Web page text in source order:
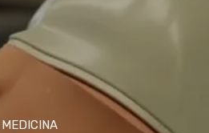
MEDICINA